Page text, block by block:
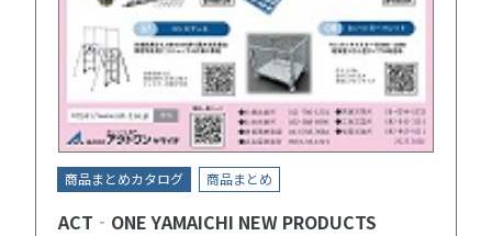
商品まとめカタログ 商品まとめ
ACT‐ONE YAMAICHI NEW PRODUCTS